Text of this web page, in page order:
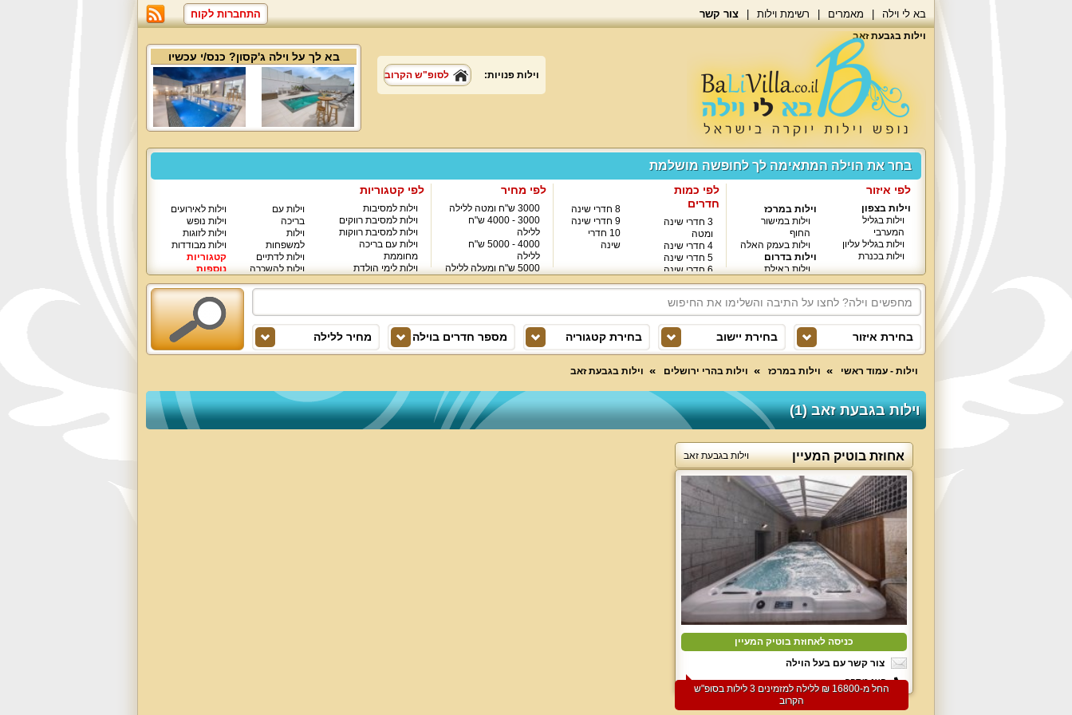
התחברות לקוח בא לי וילה מאמרים רשימת וילות צור קשר
וילות בגבעת זאב
בא לך על וילה ג'קסון? כנס/י עכשיו
וילות פנויות: לסופ"ש הקרוב
בחר את הוילה המתאימה לך לחופשה מושלמת
לפי איזור
וילות בצפון
וילות בגליל
המערבי
וילות בגליל עליון
וילות בכנרת
וילות במרכז
וילות במישור
החוף
וילות בעמק האלה
וילות בדרום
וילות באילת
לפי כמות
חדרים
3 חדרי שינה
ומטה
4 חדרי שינה
5 חדרי שינה
6 חדרי שינה
7 חדרי שינה
8 חדרי שינה
9 חדרי שינה
10 חדרי
שינה
לפי מחיר
3000 ש"ח ומטה ללילה
3000 - 4000 ש"ח
ללילה
4000 - 5000 ש"ח
ללילה
5000 ש"ח ומעלה ללילה
לפי קטגוריות
וילות למסיבות
וילות למסיבת רווקים
וילות למסיבת רווקות
וילות עם בריכה
מחוממת
וילות לימי הולדת
וילות עם
בריכה
וילות
למשפחות
וילות לדתיים
וילות להשכרה
וילות יוקרתיות
וילות לאירועים
וילות נופש
וילות לזוגות
וילות מבודדות
קטגוריות
נוספות
בחירת איזור בחירת יישוב בחירת קטגוריה מספר חדרים בוילה מחיר ללילה
וילות - עמוד ראשי וילות במרכז וילות בהרי ירושלים וילות בגבעת זאב
וילות בגבעת זאב (1)
אחוזת בוטיק המעיין וילות בגבעת זאב
כניסה לאחוזת בוטיק המעיין
צור קשר עם בעל הוילה
הצג מספר
החל מ-‏16800 ₪ ללילה למזמינים 3 לילות בסופ"ש
הקרוב